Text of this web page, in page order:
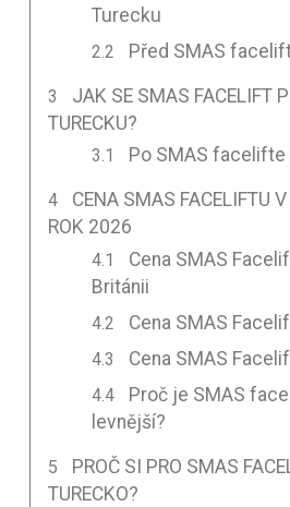
Turecku
Před SMAS
JAK SE SMAS FACELIFT
TURECKU?
Po SMAS facelifte
CENA SMAS FACELIFTU V
ROK 2026
Cena SMAS
Británii
Cena SMAS
Cena SMAS
Proč je SMAS
levnější?
PROČ SI PRO SMAS
TURECKO?